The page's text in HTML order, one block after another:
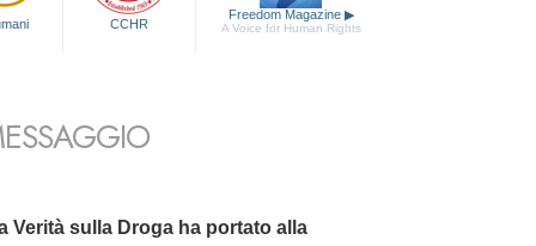
CCHR
Freedom Magazine ▶
A Voice for Human Rights
Verità sulla Droga ha portato alla